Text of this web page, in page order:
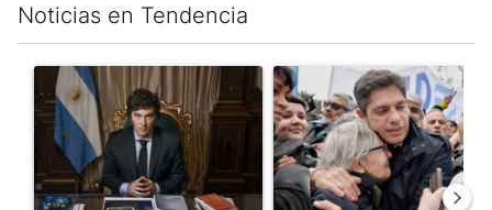
Noticias en Tendencia
Este listado muestra los artículos con más comentarios en los
Un artículo de tendencia con el título "Milei, listo para 'atajar'
Un artículo de tendencia con